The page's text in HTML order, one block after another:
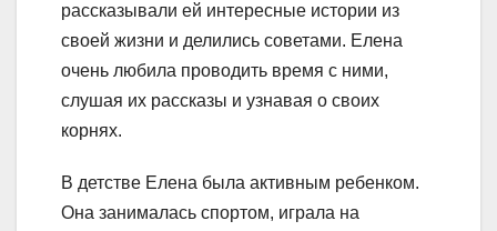
рассказывали ей интересные истории из
своей жизни и делились советами. Елена
очень любила проводить время с ними,
слушая их рассказы и узнавая о своих
корнях.
В детстве Елена была активным ребенком.
Она занималась спортом, играла на